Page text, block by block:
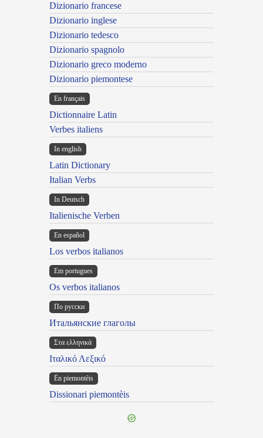
Dizionario francese
Dizionario inglese
Dizionario tedesco
Dizionario spagnolo
Dizionario greco moderno
Dizionario piemontese
En français
Dictionnaire Latin
Verbes italiens
In english
Latin Dictionary
Italian Verbs
In Deutsch
Italienische Verben
En español
Los verbos italianos
Em portugues
Os verbos italianos
По русски
Итальянские глаголы
Στα ελληνικά
Ιταλικό Λεξικό
Ën piemontèis
Dissionari piemontèis